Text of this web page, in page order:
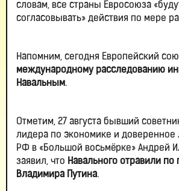
словам, все страны Евросоюза
согласовывать» действия по мере
Напомним, сегодня Европейский
международному расследованию
Навальным.
Отметим, 27 августа бывший
лидера по экономике и доверенное
РФ в «Большой восьмёрке» Андрей
заявил, что Навального отравили
Владимира Путина.